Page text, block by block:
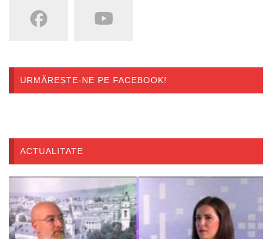
URMĂREȘTE-NE PE FACEBOOK!
ACTUALITATE